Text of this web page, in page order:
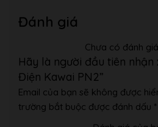
Lẻ Hàng Đầu – Kho Đàn Và
Là đơn vị nhập khẩu đàn trực tiếp
Nam, chuyên phân phối bán buôn
trường học, trung tâm cả nước. Với
công ty nhập khẩu hàng trăm
phối trên diện rộng tới tay hàng
Showroom nhạc cụ lớn nhỏ trên
Đánh giá
Chưa có đánh
Hãy là người đầu tiên nhận
Điện Kawai PN2”
Email của bạn sẽ không được
trường bắt buộc được đánh dấu *